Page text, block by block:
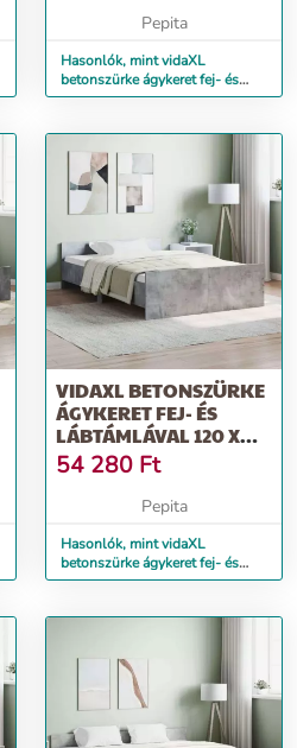
Pepita
Hasonlók, mint vidaXL
betonszürke ágykeret fej- és
lábtámlával 140 x 200 cm
VIDAXL BETONSZÜRKE
ÁGYKERET FEJ- ÉS
LÁBTÁMLÁVAL 120 X
190 CM
54 280 Ft
Pepita
Hasonlók, mint vidaXL
betonszürke ágykeret fej- és
lábtámlával 120 x 190 cm